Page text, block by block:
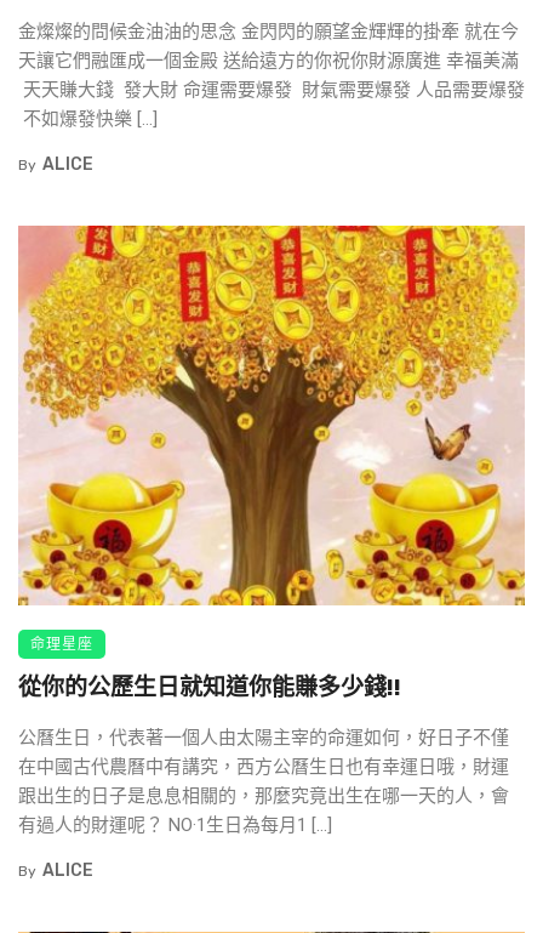
金燦燦的問候金油油的思念 金閃閃的願望金輝輝的掛牽 就在今
天讓它們融匯成一個金殿 送給遠方的你祝你財源廣進 幸福美滿
天天賺大錢 發大財 命運需要爆發 財氣需要爆發 人品需要爆發
不如爆發快樂 […]
By ALICE
命理星座
從你的公歷生日就知道你能賺多少錢!!
公曆生日，代表著一個人由太陽主宰的命運如何，好日子不僅
在中國古代農曆中有講究，西方公曆生日也有幸運日哦，財運
跟出生的日子是息息相關的，那麼究竟出生在哪一天的人，會
有過人的財運呢？ NO·1生日為每月1 […]
By ALICE